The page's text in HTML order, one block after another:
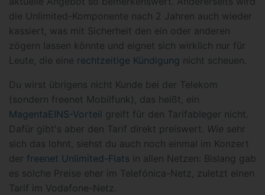
die Unlimited-Komponente nach 2 Jahren auch wieder
kassiert, was mit Sicherheit den ein oder anderen
zögern lassen könnte und eignet sich wirklich nur für
Leute, die eine rechtzeitige Kündigung nicht scheuen.
Du wirst übrigens nicht Kunde bei der Telekom
(sondern freenet Mobilfunk), das heißt, ein
MagentaEINS-Vorteil greift für den Tarifableger nicht.
Dafür gibt's aber den Tarif direkt preiswert. Wie sehr
sich das lohnt, siehst du auch noch einmal im Konzert
der freenet Unlimited-Flats in allen Netzen: Bislang gab
es solche Preise eher im Telefónica-Netz, zuletzt einen
Tarif im Vodafone-Netz.